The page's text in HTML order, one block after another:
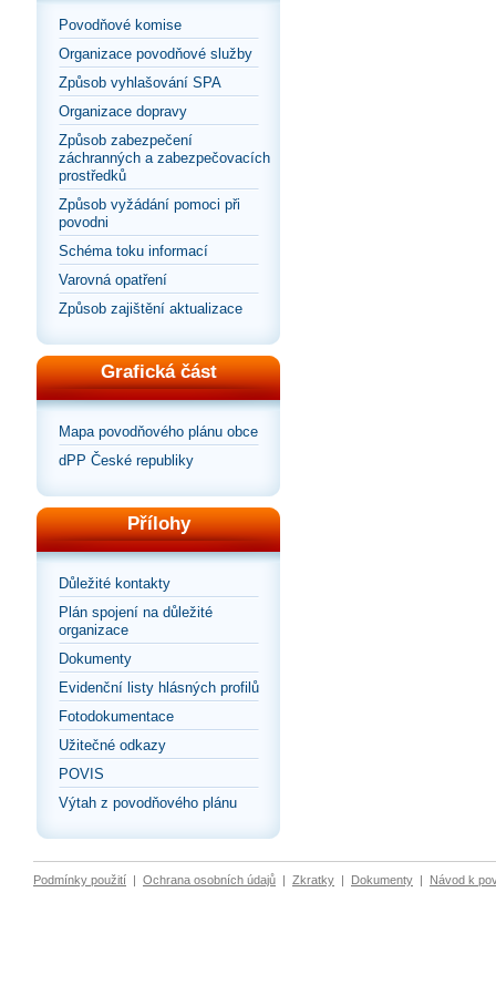
Povodňové komise
Organizace povodňové služby
Způsob vyhlašování SPA
Organizace dopravy
Způsob zabezpečení
záchranných a zabezpečovacích
prostředků
Způsob vyžádání pomoci při
povodni
Schéma toku informací
Varovná opatření
Způsob zajištění aktualizace
Grafická část
Mapa povodňového plánu obce
dPP České republiky
Přílohy
Důležité kontakty
Plán spojení na důležité
organizace
Dokumenty
Evidenční listy hlásných profilů
Fotodokumentace
Užitečné odkazy
POVIS
Výtah z povodňového plánu
Podmínky použití | Ochrana osobních údajů | Zkratky | Dokumenty | Návod k